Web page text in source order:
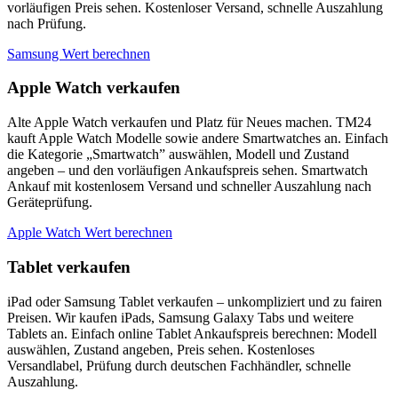
vorläufigen Preis sehen. Kostenloser Versand, schnelle Auszahlung
nach Prüfung.
Samsung Wert berechnen
Apple Watch verkaufen
Alte Apple Watch verkaufen und Platz für Neues machen. TM24
kauft Apple Watch Modelle sowie andere Smartwatches an. Einfach
die Kategorie „Smartwatch” auswählen, Modell und Zustand
angeben – und den vorläufigen Ankaufspreis sehen. Smartwatch
Ankauf mit kostenlosem Versand und schneller Auszahlung nach
Geräteprüfung.
Apple Watch Wert berechnen
Tablet verkaufen
iPad oder Samsung Tablet verkaufen – unkompliziert und zu fairen
Preisen. Wir kaufen iPads, Samsung Galaxy Tabs und weitere
Tablets an. Einfach online Tablet Ankaufspreis berechnen: Modell
auswählen, Zustand angeben, Preis sehen. Kostenloses
Versandlabel, Prüfung durch deutschen Fachhändler, schnelle
Auszahlung.